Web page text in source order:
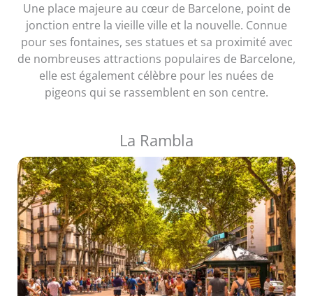
Une place majeure au cœur de Barcelone, point de
jonction entre la vieille ville et la nouvelle. Connue
pour ses fontaines, ses statues et sa proximité avec
de nombreuses attractions populaires de Barcelone,
elle est également célèbre pour les nuées de
pigeons qui se rassemblent en son centre.
La Rambla